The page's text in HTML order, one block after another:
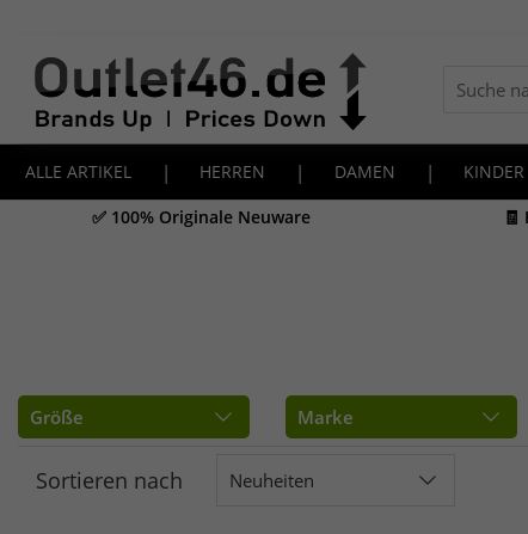
ALLE ARTIKEL | HERREN | DAMEN | KINDER
✅ 100% Originale Neuware
🧾
Größe Marke
Sortieren nach Neuheiten